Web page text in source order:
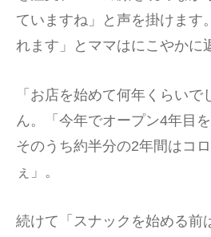
ていますね」と声を掛けます
れます」とママはにこやかに
「お店を始めて何年くらいで
ん。「今年でオープン4年目
そのうち約半分の2年間はコ
ぇ」。
続けて「スナックを始める前